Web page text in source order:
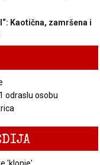
Kaotična, zamršena i
odraslu osobu